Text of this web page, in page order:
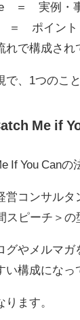
＝ 実例・
ポイント
れで構成され
で、1つのこ
Me if
If You Can
営コンサルタ
スピーチ＞
グやメルマ
い構成になっ
ります。